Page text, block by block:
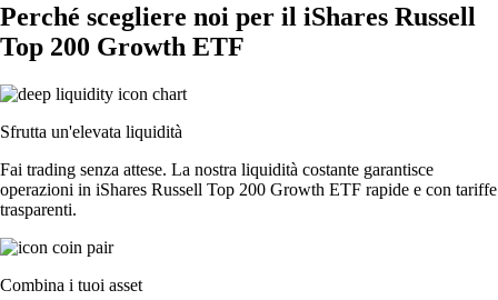
Perché scegliere noi per il iShares Russell
Top 200 Growth ETF
Sfrutta un'elevata liquidità
Fai trading senza attese. La nostra liquidità costante garantisce
operazioni in iShares Russell Top 200 Growth ETF rapide e con tariffe
trasparenti.
Combina i tuoi asset